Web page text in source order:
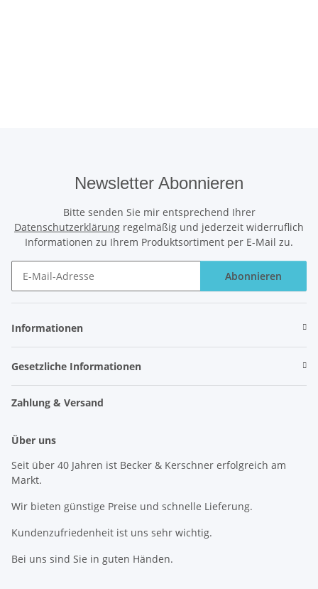
Newsletter Abonnieren
Bitte senden Sie mir entsprechend Ihrer
Datenschutzerklärung regelmäßig und jederzeit widerruflich
Informationen zu Ihrem Produktsortiment per E-Mail zu.
Abonnieren
Informationen
Gesetzliche Informationen
Zahlung & Versand
Über uns
Seit über 40 Jahren ist Becker & Kerschner erfolgreich am
Markt.
Wir bieten günstige Preise und schnelle Lieferung.
Kundenzufriedenheit ist uns sehr wichtig.
Bei uns sind Sie in guten Händen.